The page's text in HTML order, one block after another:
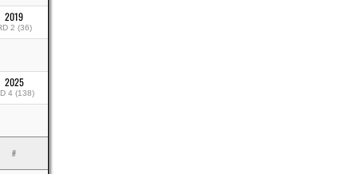
2019
2 (36)
2025
4 (138)
#